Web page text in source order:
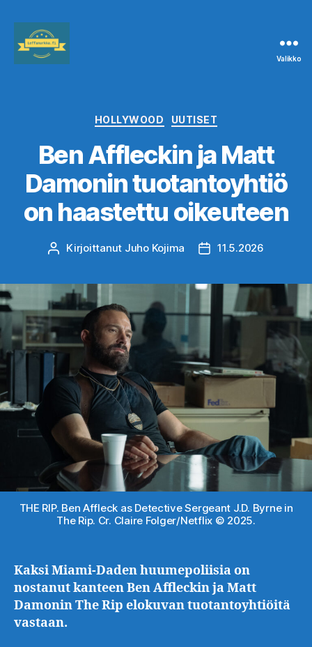
Valikko
Kategoriat
HOLLYWOOD UUTISET
Ben Affleckin ja Matt
Damonin tuotantoyhtiö
on haastettu oikeuteen
Kirjoittaja
Kirjoittanut Juho Kojima Julkaisupäivämäärä
11.5.2026
THE RIP. Ben Affleck as Detective Sergeant J.D. Byrne in
The Rip. Cr. Claire Folger/Netflix © 2025.
Kaksi Miami-Daden huumepoliisia on
nostanut kanteen Ben Affleckin ja Matt
Damonin The Rip elokuvan tuotantoyhtiöitä
vastaan.